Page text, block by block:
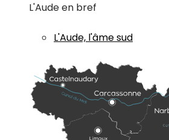
L'Aude en bref
L'Aude, l'âme sud